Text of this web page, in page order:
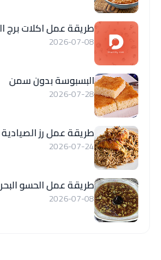
طريقة عمل اكلات برج
2026-07-08
البسبوسة بدون سمن
2026-07-28
طريقة عمل رز
2026-07-24
طريقة عمل الحسو
2026-07-08